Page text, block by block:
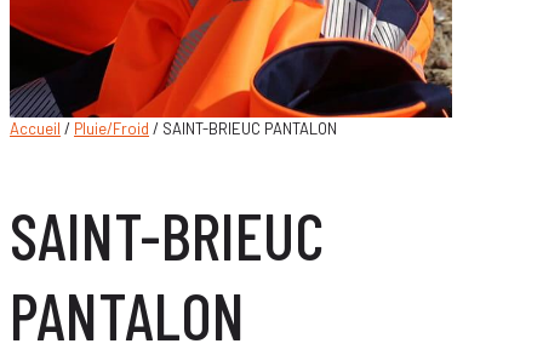
Accueil / Pluie/Froid / SAINT-BRIEUC PANTALON
SAINT-BRIEUC
PANTALON